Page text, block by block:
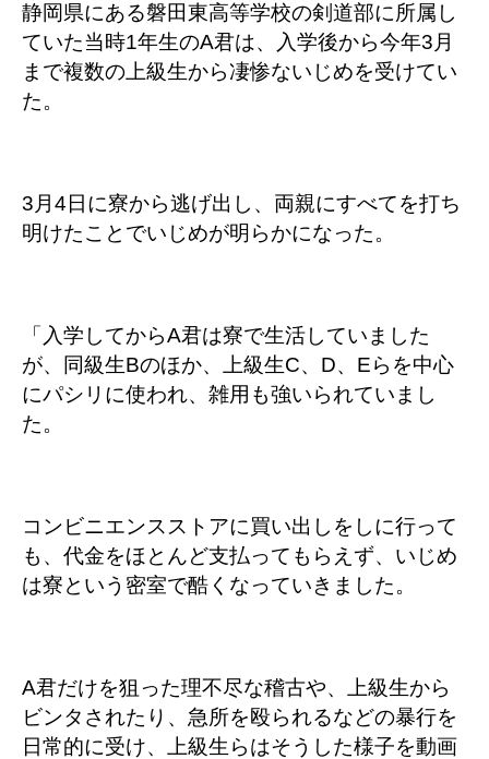
静岡県にある磐田東高等学校の剣道部に所属し
ていた当時1年生のA君は、入学後から今年3月
まで複数の上級生から凄惨ないじめを受けてい
た。
3月4日に寮から逃げ出し、両親にすべてを打ち
明けたことでいじめが明らかになった。
「入学してからA君は寮で生活していました
が、同級生Bのほか、上級生C、D、Eらを中心
にパシリに使われ、雑用も強いられていまし
た。
コンビニエンスストアに買い出しをしに行って
も、代金をほとんど支払ってもらえず、いじめ
は寮という密室で酷くなっていきました。
A君だけを狙った理不尽な稽古や、上級生から
ビンタされたり、急所を殴られるなどの暴行を
日常的に受け、上級生らはそうした様子を動画